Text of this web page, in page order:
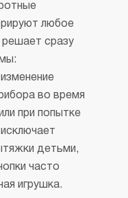
любое
сразу
во время
при попытке
детьми,
часто
игрушка.